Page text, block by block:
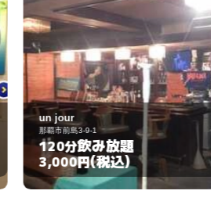
ラウンジ 煌
那覇市久米1-1-21
60分飲み放題
3,000円(税込)